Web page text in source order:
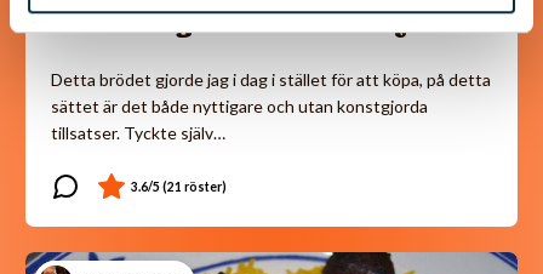
Gott lite grovt bröd utan jäst
Detta brödet gjorde jag i dag i stället för att köpa, på detta
sättet är det både nyttigare och utan konstgjorda
tillsatser. Tyckte själv…